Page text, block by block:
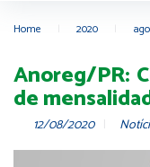
Home 2020
Anoreg/PR:
de
12/08/2020